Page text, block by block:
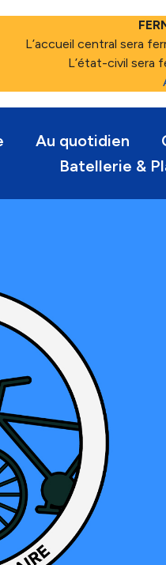
L’accueil central sera
L’état-civil sera
Au quotidien
Batellerie &